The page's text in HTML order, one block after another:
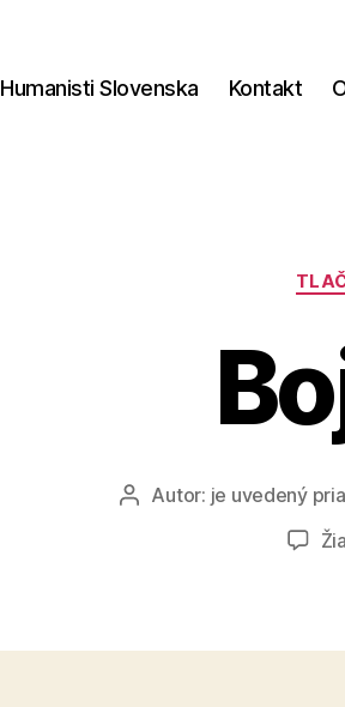
Humanisti Slovenska Kontakt
AutorAutor: je uvedený